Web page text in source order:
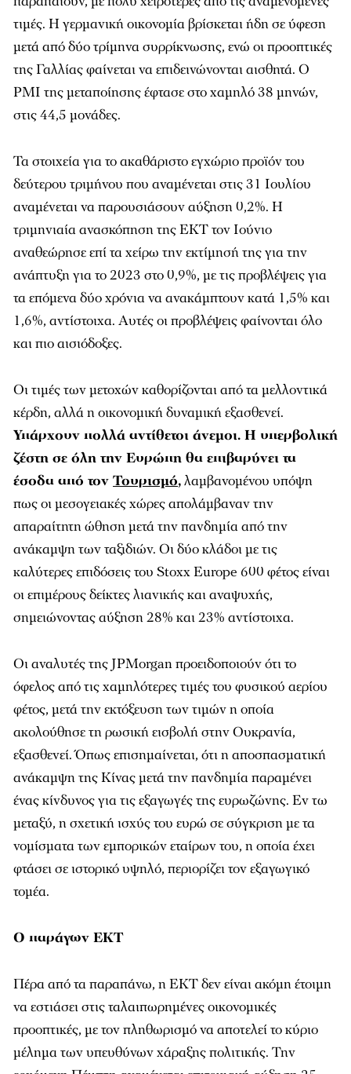
τιμές. Η γερμανική οικονομία βρίσκεται ήδη σε ύφεση
μετά από δύο τρίμηνα συρρίκνωσης, ενώ οι προοπτικές
της Γαλλίας φαίνεται να επιδεινώνονται αισθητά. Ο
PMI της μεταποίησης έφτασε στο χαμηλό 38 μηνών,
στις 44,5 μονάδες.
Τα στοιχεία για το ακαθάριστο εγχώριο προϊόν του
δεύτερου τριμήνου που αναμένεται στις 31 Ιουλίου
αναμένεται να παρουσιάσουν αύξηση 0,2%. Η
τριμηνιαία ανασκόπηση της ΕΚΤ τον Ιούνιο
αναθεώρησε επί τα χείρω την εκτίμησή της για την
ανάπτυξη για το 2023 στο 0,9%, με τις προβλέψεις για
τα επόμενα δύο χρόνια να ανακάμπτουν κατά 1,5% και
1,6%, αντίστοιχα. Αυτές οι προβλέψεις φαίνονται όλο
και πιο αισιόδοξες.
Οι τιμές των μετοχών καθορίζονται από τα μελλοντικά
κέρδη, αλλά η οικονομική δυναμική εξασθενεί.
Υπάρχουν πολλά αντίθετοι άνεμοι. Η υπερβολική
ζέστη σε όλη την Ευρώπη θα επιβαρύνει τα
έσοδα από τον Τουρισμό,λαμβανομένου υπόψη
πως οι μεσογειακές χώρες απολάμβαναν την
απαραίτητη ώθηση μετά την πανδημία από την
ανάκαμψη των ταξιδιών. Οι δύο κλάδοι με τις
καλύτερες επιδόσεις του Stoxx Europe 600 φέτος είναι
οι επιμέρους δείκτες λιανικής και αναψυχής,
σημειώνοντας αύξηση 28% και 23% αντίστοιχα.
Οι αναλυτές της JPMorgan προειδοποιούν ότι το
όφελος από τις χαμηλότερες τιμές του φυσικού αερίου
φέτος, μετά την εκτόξευση των τιμών η οποία
ακολούθησε τη ρωσική εισβολή στην Ουκρανία,
εξασθενεί. Όπως επισημαίνεται, ότι η αποσπασματική
ανάκαμψη της Κίνας μετά την πανδημία παραμένει
ένας κίνδυνος για τις εξαγωγές της ευρωζώνης. Εν τω
μεταξύ, η σχετική ισχύς του ευρώ σε σύγκριση με τα
νομίσματα των εμπορικών εταίρων του, η οποία έχει
φτάσει σε ιστορικό υψηλό, περιορίζει τον εξαγωγικό
τομέα.
O παράγων ΕΚΤ
Πέρα από τα παραπάνω, η ΕΚΤ δεν είναι ακόμη έτοιμη
να εστιάσει στις ταλαιπωρημένες οικονομικές
προοπτικές, με τον πληθωρισμό να αποτελεί το κύριο
μέλημα των υπευθύνων χάραξης πολιτικής. Την